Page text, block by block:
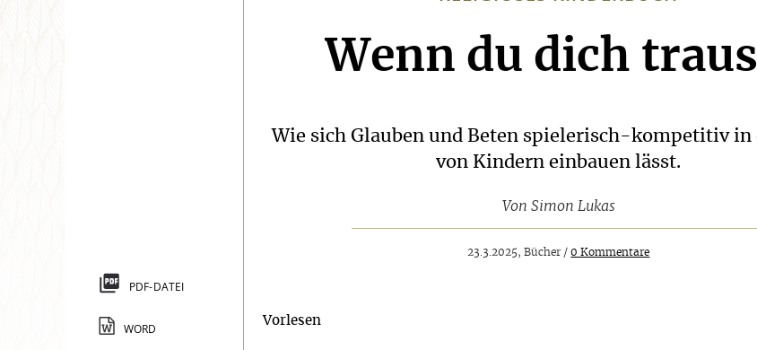
:
Wenn du dich
Wie sich Glauben und Beten spielerisch-kompetitiv in
von Kindern einbauen lässt.
Von Simon Lukas
23.3.2025, Bücher /0 Kommentare
Vorlesen
PDF-DATEI
WORD